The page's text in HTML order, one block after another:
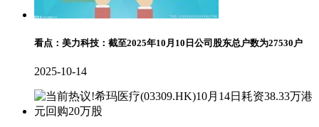
看点：美力科技：截至2025年10月10日公司股东总户数为27530户
2025-10-14